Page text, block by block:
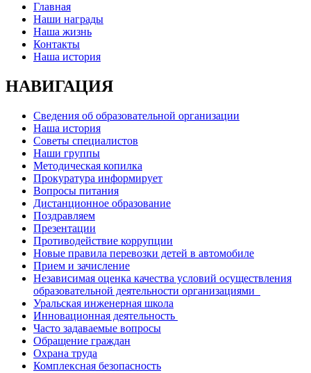
Главная
Наши награды
Наша жизнь
Контакты
Наша история
НАВИГАЦИЯ
Сведения об образовательной организации
Наша история
Советы специалистов
Наши группы
Методическая копилка
Прокуратура информирует
Вопросы питания
Дистанционное образование
Поздравляем
Презентации
Противодействие коррупции
Новые правила перевозки детей в автомобиле
Прием и зачисление
Независимая оценка качества условий осуществления
образовательной деятельности организациями
Уральская инженерная школа
Инновационная деятельность
Часто задаваемые вопросы
Обращение граждан
Охрана труда
Комплексная безопасность